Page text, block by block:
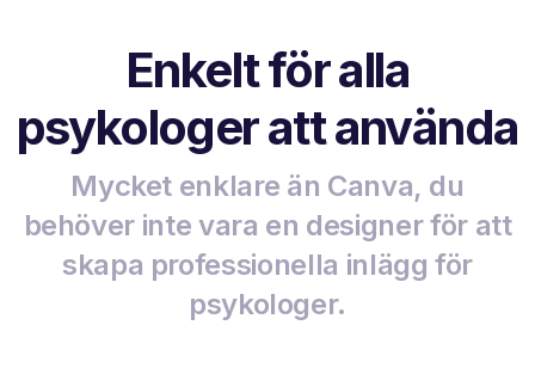
Enkelt för alla
psykologer att använda
Mycket enklare än Canva, du
behöver inte vara en designer för att
skapa professionella inlägg för
psykologer.